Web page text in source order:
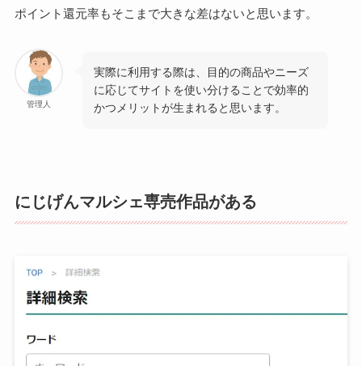
ポイント還元率もそこまで大きな差はないと思います。
管理人
実際に利用する際は、目的の商品やニーズ
に応じてサイトを使い分けることで効率的
かつメリットが生まれると思います。
にじげんマルシェ専売作品がある